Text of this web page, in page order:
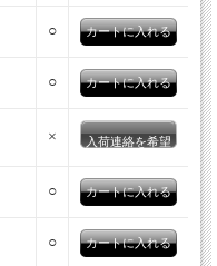
イプの半袖ニット。
○
○
× 入荷連絡を希望
○
○